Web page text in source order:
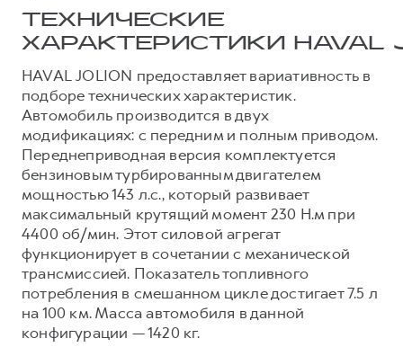
POER
от 3 449 000 ₽
Сервис для корпоративных клиентов
АКСЕССУАРЫ HAVAL
Автомобильные аксессуары
Коллекция CITY
Коллекция Базовая
Коллекция Детская
Автомобильные аксессуары
Коллекция CITY
Коллекция Базовая
Коллекция Детская
ТЕХНИЧЕСКИЕ
ХАРАКТЕРИСТИКИ HAVAL
HAVAL JOLION предоставляет вариативность в
подборе технических характеристик.
Автомобиль производится в двух
модификациях: с передним и полным приводом.
Переднеприводная версия комплектуется
бензиновым турбированным двигателем
мощностью 143 л.с., который развивает
максимальный крутящий момент 230 Н.м при
4400 об/мин. Этот силовой агрегат
функционирует в сочетании с механической
трансмиссией. Показатель топливного
потребления в смешанном цикле достигает 7.5 л
на 100 км. Масса автомобиля в данной
конфигурации — 1420 кг.